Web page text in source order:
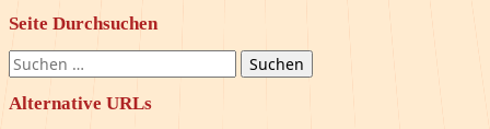
Seite Durchsuchen
Suchen
nach:
Alternative URLs